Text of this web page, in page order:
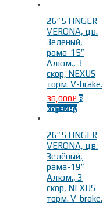
26″ STINGER
VERONA, цв.
Зелёный,
рама-15″
Алюм., 3
скор, NEXUS
торм. V-brake.
36,000Р В
корзину
26″ STINGER
VERONA, цв.
Зелёный,
рама-19″
Алюм., 3
скор, NEXUS
торм. V-brake.